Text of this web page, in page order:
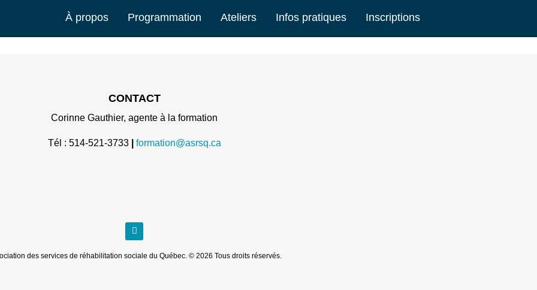
À propos Programmation Ateliers Infos pratiques Inscriptions
CONTACT
Corinne Gauthier, agente à la formation
Tél : 514-521-3733 formation@asrsq.ca
des services de réhabilitation sociale du Québec. © 2026 Tous droits réservés.